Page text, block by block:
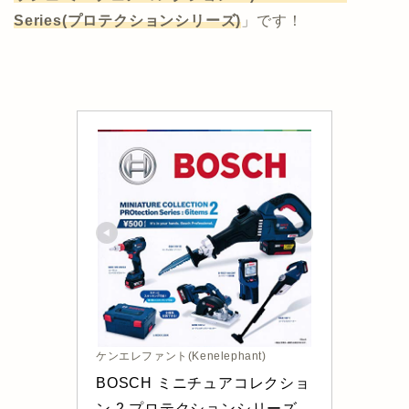
Series(プロテクションシリーズ) 」です！
ケンエレファント(Kenelephant)
BOSCH ミニチュアコレクショ